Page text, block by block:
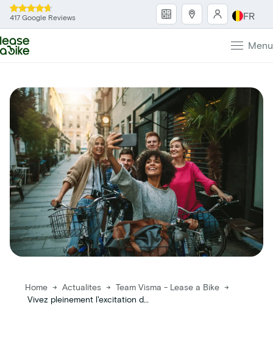
417 Google Reviews FR
Menu
Home → Actualites → Team Visma - Lease a Bike →